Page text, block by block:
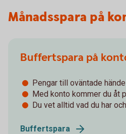
Månadsspara på
Buffertspara på
Pengar till oväntade
Med konto kommer du åt
Du vet alltid vad du har
Buffertspara